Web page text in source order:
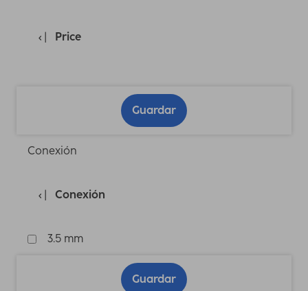
Price
Guardar
Conexión
Conexión
3.5 mm
Guardar